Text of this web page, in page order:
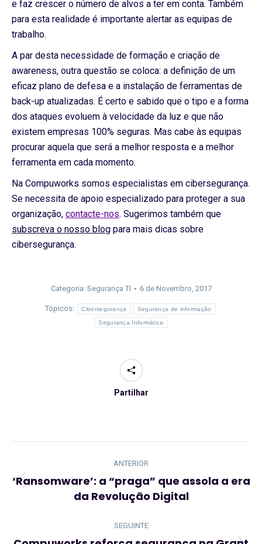
e faz crescer o número de alvos a ter em conta. Também
para esta realidade é importante alertar as equipas de
trabalho.
A par desta necessidade de formação e criação de
awareness, outra questão se coloca: a definição de um
eficaz plano de defesa e a instalação de ferramentas de
back-up atualizadas. É certo e sabido que o tipo e a forma
dos ataques evoluem à velocidade da luz e que não
existem empresas 100% seguras. Mas cabe às equipas
procurar aquela que será a melhor resposta e a melhor
ferramenta em cada momento.
Na Compuworks somos especialistas em cibersegurança.
Se necessita de apoio especializado para proteger a sua
organização, contacte-nos. Sugerimos também que
subscreva o nosso blog para mais dicas sobre
cibersegurança.
Categoria: Segurança TI 6 de Novembro, 2017
Tópicos: Cibersegurança Segurança de informação
Segurança Informática
Partilhar
Navegação
post:
ANTERIOR
Artigo
anterior:
‘Ransomware’: a “praga” que assola a era
da Revolução Digital
SEGUINTE